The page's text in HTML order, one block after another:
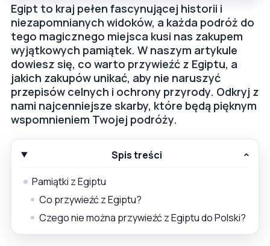
Egipt to kraj pełen fascynującej historii i
niezapomnianych widoków, a każda podróż do
tego magicznego miejsca kusi nas zakupem
wyjątkowych pamiątek. W naszym artykule
dowiesz się, co warto przywieźć z Egiptu, a
jakich zakupów unikać, aby nie naruszyć
przepisów celnych i ochrony przyrody. Odkryj z
nami najcenniejsze skarby, które będą pięknym
wspomnieniem Twojej podróży.
Spis treści
Pamiątki z Egiptu
Co przywieźć z Egiptu?
Czego nie można przywieźć z Egiptu do Polski?